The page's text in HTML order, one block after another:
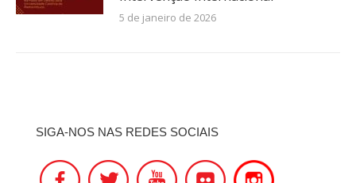
5 de janeiro de 2026
SIGA-NOS NAS REDES SOCIAIS